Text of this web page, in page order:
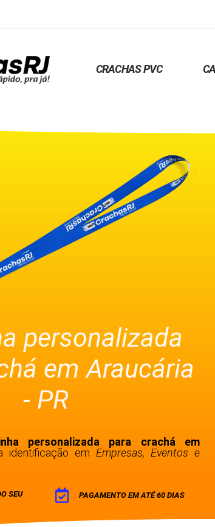
CRACHAS PVC
personalizada
em Araucária
- PR
personalizada para crachá em
identificação emEmpresas, Eventos e
SEU
PAGAMENTO EM ATÉ 60 DIAS